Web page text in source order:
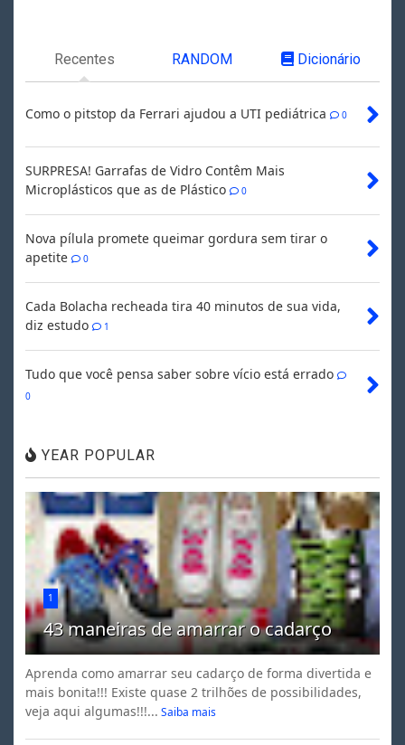
Recentes RANDOM Dicionário
Como o pitstop da Ferrari ajudou a UTI pediátrica 0
SURPRESA! Garrafas de Vidro Contêm Mais
Microplásticos que as de Plástico
0
Nova pílula promete queimar gordura sem tirar o
apetite
0
Cada Bolacha recheada tira 40 minutos de sua vida,
diz estudo
1
Tudo que você pensa saber sobre vício está errado
0
YEAR POPULAR
1
43 maneiras de amarrar o cadarço
Aprenda como amarrar seu cadarço de forma divertida e
mais bonita!!! Existe quase 2 trilhões de possibilidades,
veja aqui algumas!!!... Saiba mais